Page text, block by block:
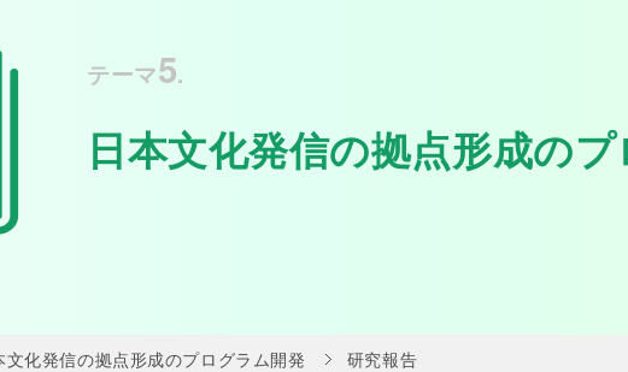
テーマ5.
日本文化発信の拠点形成の
化発信の拠点形成のプログラム開発 研究報告